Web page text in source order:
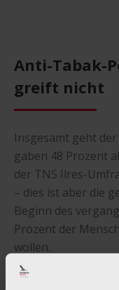
Anti-Tabak-
greift nicht
Insgesamt geht
gaben 48 Prozent
der TNS Ilres-
– dies ist aber die
Beginn des
Prozent der
wollen.
Die Zahlen der